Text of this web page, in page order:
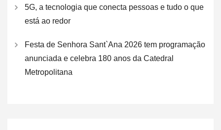
5G, a tecnologia que conecta pessoas e tudo o que
está ao redor
Festa de Senhora Sant`Ana 2026 tem programação
anunciada e celebra 180 anos da Catedral
Metropolitana